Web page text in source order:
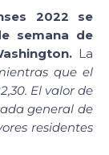
2022 se
semana de
La
que el
El valor de
general de
residentes